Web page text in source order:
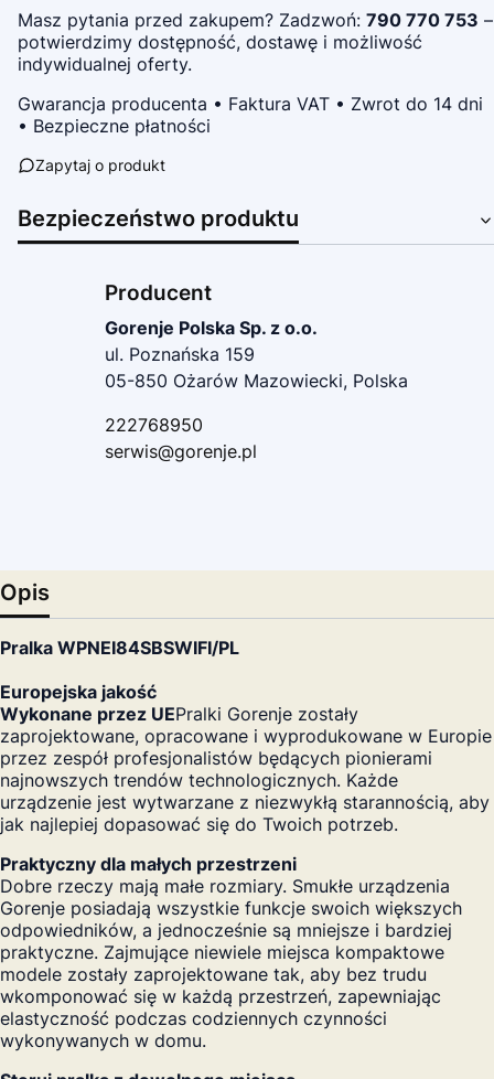
Masz pytania przed zakupem? Zadzwoń: 790 770 753 –
potwierdzimy dostępność, dostawę i możliwość
indywidualnej oferty.
Gwarancja producenta • Faktura VAT • Zwrot do 14 dni
• Bezpieczne płatności
Zapytaj o produkt
Bezpieczeństwo produktu
Producent
Gorenje Polska Sp. z o.o.
ul. Poznańska 159
05-850 Ożarów Mazowiecki, Polska
222768950
serwis@gorenje.pl
Opis
Pralka WPNEI84SBSWIFI/PL
Europejska jakość
Wykonane przez UEPralki Gorenje zostały
zaprojektowane, opracowane i wyprodukowane w Europie
przez zespół profesjonalistów będących pionierami
najnowszych trendów technologicznych. Każde
urządzenie jest wytwarzane z niezwykłą starannością, aby
jak najlepiej dopasować się do Twoich potrzeb.
Praktyczny dla małych przestrzeni
Dobre rzeczy mają małe rozmiary. Smukłe urządzenia
Gorenje posiadają wszystkie funkcje swoich większych
odpowiedników, a jednocześnie są mniejsze i bardziej
praktyczne. Zajmujące niewiele miejsca kompaktowe
modele zostały zaprojektowane tak, aby bez trudu
wkomponować się w każdą przestrzeń, zapewniając
elastyczność podczas codziennych czynności
wykonywanych w domu.